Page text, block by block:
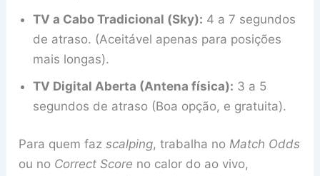
TV a Cabo Tradicional (Sky): 4 a 7 segundos
de atraso. (Aceitável apenas para posições
mais longas).
TV Digital Aberta (Antena física): 3 a 5
segundos de atraso (Boa opção, e gratuita).
Para quem fazscalping, trabalha noMatch Odds
ou no Correct Score no calor do ao vivo,